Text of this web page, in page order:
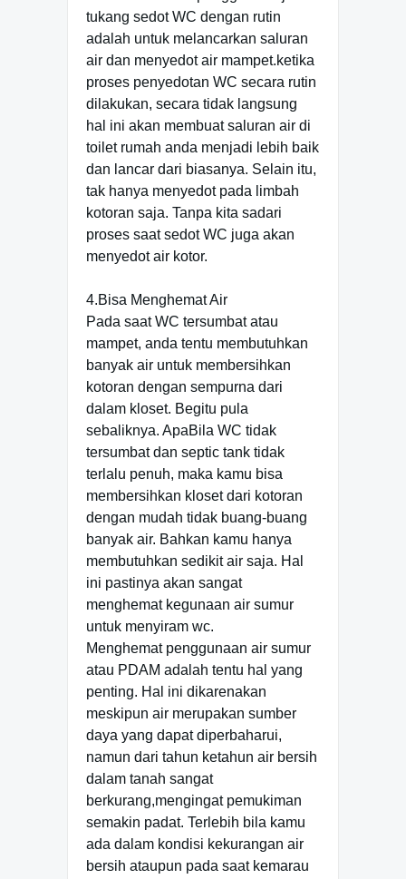
tukang sedot WC dengan rutin
adalah untuk melancarkan saluran
air dan menyedot air mampet.ketika
proses penyedotan WC secara rutin
dilakukan, secara tidak langsung
hal ini akan membuat saluran air di
toilet rumah anda menjadi lebih baik
dan lancar dari biasanya. Selain itu,
tak hanya menyedot pada limbah
kotoran saja. Tanpa kita sadari
proses saat sedot WC juga akan
menyedot air kotor.
4.Bisa Menghemat Air
Pada saat WC tersumbat atau
mampet, anda tentu membutuhkan
banyak air untuk membersihkan
kotoran dengan sempurna dari
dalam kloset. Begitu pula
sebaliknya. ApaBila WC tidak
tersumbat dan septic tank tidak
terlalu penuh, maka kamu bisa
membersihkan kloset dari kotoran
dengan mudah tidak buang-buang
banyak air. Bahkan kamu hanya
membutuhkan sedikit air saja. Hal
ini pastinya akan sangat
menghemat kegunaan air sumur
untuk menyiram wc.
Menghemat penggunaan air sumur
atau PDAM adalah tentu hal yang
penting. Hal ini dikarenakan
meskipun air merupakan sumber
daya yang dapat diperbaharui,
namun dari tahun ketahun air bersih
dalam tanah sangat
berkurang,mengingat pemukiman
semakin padat. Terlebih bila kamu
ada dalam kondisi kekurangan air
bersih ataupun pada saat kemarau